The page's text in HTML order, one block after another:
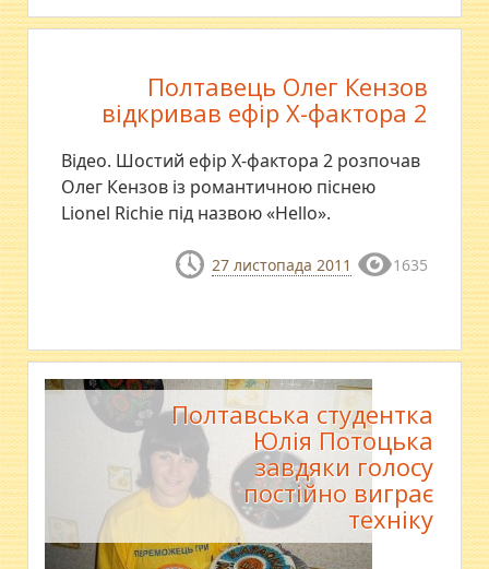
Полтавець Олег Кензов
відкривав ефір Х-фактора 2
Відео. Шостий ефір Х-фактора 2 розпочав
Олег Кензов із романтичною піснею
Lionel Richie під назвою «Hello».
27 листопада 2011 1635
Полтавська студентка
Юлія Потоцька
завдяки голосу
постійно виграє
техніку